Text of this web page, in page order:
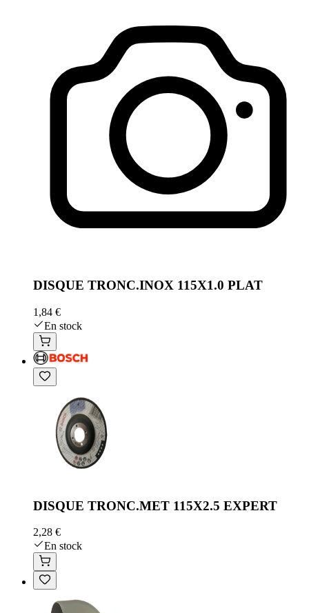
DISQUE TRONC.INOX 115X1.0 PLAT
1,84 €
En stock
DISQUE TRONC.MET 115X2.5 EXPERT
2,28 €
En stock